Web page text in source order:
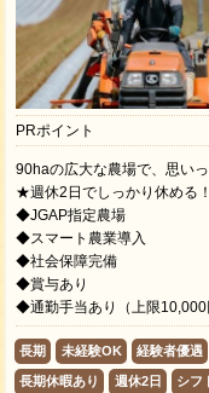
PRポイント
90haの広大な農場で、思い
★週休2日でしっかり休める！
◆JGAP指定農場
◆スマート農業導入
◆社会保障完備
◆賞与あり
◆通勤手当あり（上限10,000
長期 未経験OK 経験者優遇
長期休暇あり 週休2日 シフ